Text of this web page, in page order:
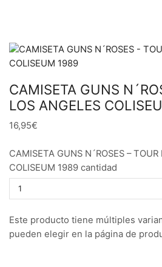
CAMISETA GUNS
LOS ANGELES
16,95€
CAMISETA GUNS N´ROSES – TOUR
COLISEUM 1989 cantidad
Este producto tiene múltiples
pueden elegir en la página de